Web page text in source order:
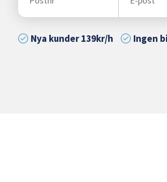
Nya kunder 139kr/h Ingen